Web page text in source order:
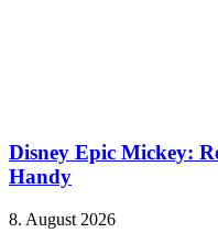
Disney Epic Mickey:
Handy
8. August 2026